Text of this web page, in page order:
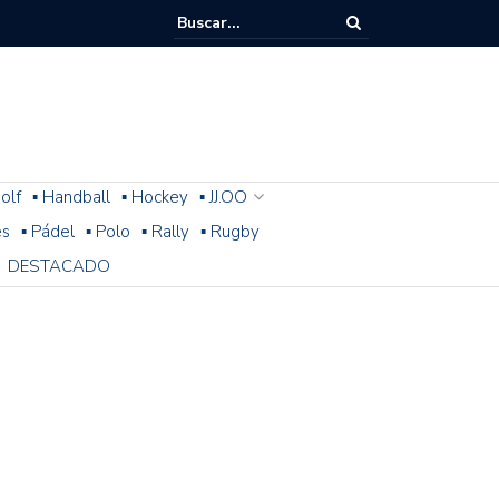
▪ Handball ▪ Hockey ▪ JJ.OO
▪ Pádel ▪ Polo ▪ Rally ▪ Rugby
DESTACADO